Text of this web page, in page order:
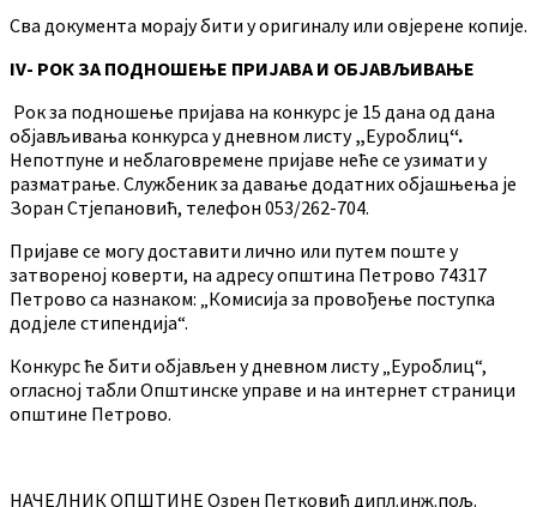
Сва документа морају бити у оригиналу или овјерене копије.
IV- РОК ЗА ПОДНОШЕЊЕ ПРИЈАВА И ОБЈАВЉИВАЊЕ
Рок за подношење пријава на конкурс је 15 дана од дана
објављивања конкурса у дневном листу„Еуроблиц“.
Непотпуне и неблаговремене пријаве неће се узимати у
разматрање. Службеник за давање додатних објашњења је
Зоран Стјепановић, телефон 053/262-704.
Пријаве се могу доставити лично или путем поште у
затвореној коверти, на адресу општина Петрово 74317
Петрово са назнаком: „Комисија за провођење поступка
додјеле стипендија“.
Конкурс ће бити објављен у дневном листу „Еуроблиц“,
огласној табли Општинске управе и на интернет страници
општине Петрово.
НАЧЕЛНИК ОПШТИНЕ Озрен Петковић дипл.инж.пољ.